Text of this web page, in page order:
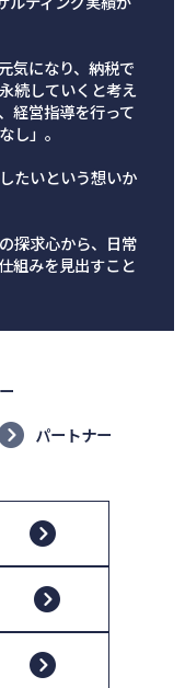
気になり、納税で
続していくと考え
経営指導を行って
し」。
たいという想いか
探求心から、日常
組みを見出すこと
パートナー